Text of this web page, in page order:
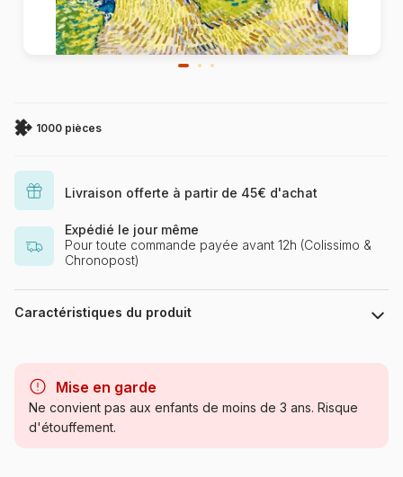
1000 pièces
Livraison offerte à partir de 45€ d'achat
Expédié le jour même
Pour toute commande payée avant 12h (Colissimo &
Chronopost)
Caractéristiques du produit
Catégorie Puzzles - Art
Mise en garde
Ne convient pas aux enfants de moins de 3 ans. Risque
d'étouffement.